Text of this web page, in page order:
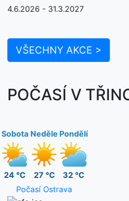
4.6.2026 - 31.3.2027
VŠECHNY AKCE >
POČASÍ V
Sobota
24 °C
Neděle
27 °C
Pondělí
32 °C
Počasí Ostrava